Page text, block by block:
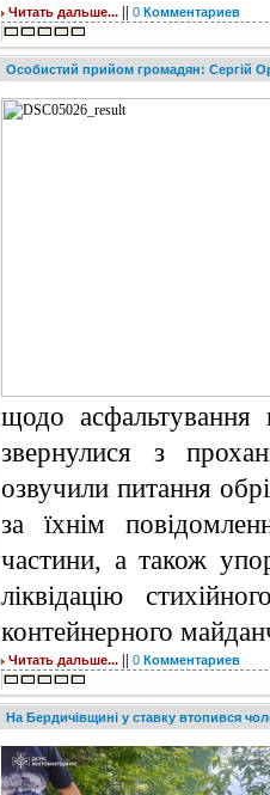
Читать дальше... 0 Комментариев
Особистий прийом громадян: Сергій
щодо асфальтування
звернулися з
озвучили питання
за їхнім
частини, а також
ліквідацію
контейнерного
Читать дальше... 0 Комментариев
На Бердичівщині у ставку втопився